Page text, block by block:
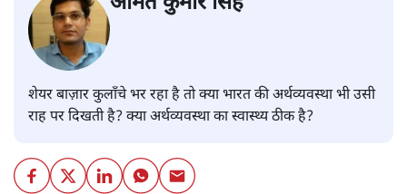
शेयर बाज़ार कुलाँचे भर रहा है तो क्या भारत की अर्थव्यवस्था भी उसी
राह पर दिखती है? क्या अर्थव्यवस्था का स्वास्थ्य ठीक है?